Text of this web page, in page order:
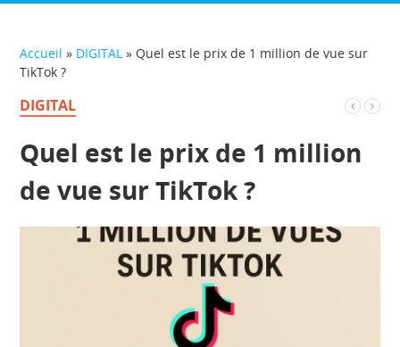
Accueil » DIGITAL » Quel est le prix de 1 million de vue sur
TikTok ?
DIGITAL
Quel est le prix de 1 million
de vue sur TikTok ?